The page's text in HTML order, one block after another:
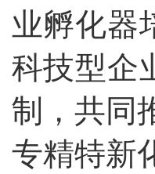
业孵化器
科技型企
制，共同
专精特新